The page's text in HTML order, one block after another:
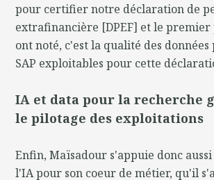
pour certifier notre déclaration de
extrafinancière [DPEF] et le
ont noté, c'est la qualité des données
SAP exploitables pour cette
IA et data pour la recherche
le pilotage des exploitations
Enfin, Maïsadour s'appuie donc
l'IA pour son coeur de métier, qu'il